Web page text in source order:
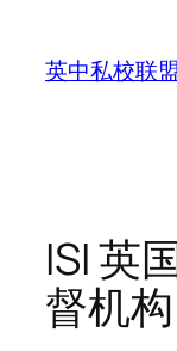
content
英中私校联盟
ISI 英
督机构